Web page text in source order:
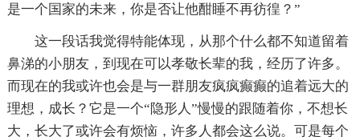
是一个国家的未来，你是否让他酣睡不再彷徨？”
这一段话我觉得特能体现，从那个什么都不知道留着
鼻涕的小朋友，到现在可以孝敬长辈的我，经历了许多。
而现在的我或许也会是与一群朋友疯疯癫癫的追着远大的
理想，成长？它是一个“隐形人”慢慢的跟随着你，不想长
大，长大了或许会有烦恼，许多人都会这么说。可是每个